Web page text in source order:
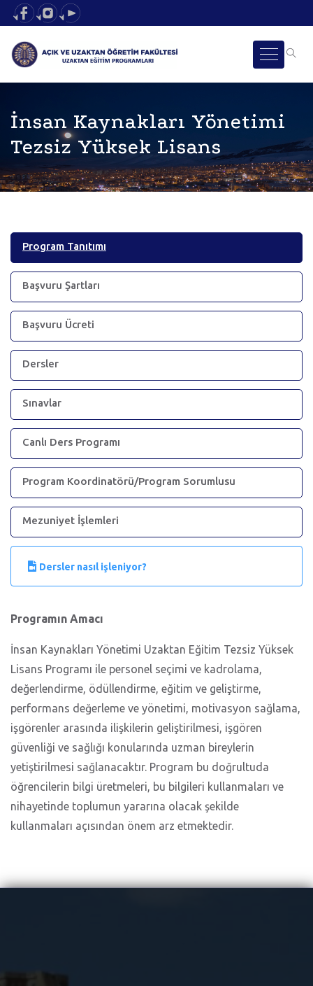
İnsan Kaynakları Yönetimi
Tezsiz Yüksek Lisans
Program Tanıtımı
Başvuru Şartları
Başvuru Ücreti
Dersler
Sınavlar
Canlı Ders Programı
Program Koordinatörü/Program Sorumlusu
Mezuniyet İşlemleri
Dersler nasıl işleniyor?
Programın Amacı
İnsan Kaynakları Yönetimi Uzaktan Eğitim Tezsiz Yüksek
Lisans Programı ile personel seçimi ve kadrolama,
değerlendirme, ödüllendirme, eğitim ve geliştirme,
performans değerleme ve yönetimi, motivasyon sağlama,
işgörenler arasında ilişkilerin geliştirilmesi, işgören
güvenliği ve sağlığı konularında uzman bireylerin
yetiştirilmesi sağlanacaktır. Program bu doğrultuda
öğrencilerin bilgi üretmeleri, bu bilgileri kullanmaları ve
nihayetinde toplumun yararına olacak şekilde
kullanmaları açısından önem arz etmektedir.